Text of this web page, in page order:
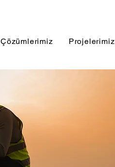
Çözümlerimiz Projelerimiz